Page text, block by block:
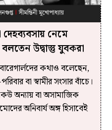
দেহব্যবসায় নেমে
উদ্বাস্তু যুবকরা
কথাও বলেছেন,
বা স্বামীর সংসার বাঁচে।
অন্যায় বা অসামাজিক
অনিবার্য অঙ্গ হিসাবেই